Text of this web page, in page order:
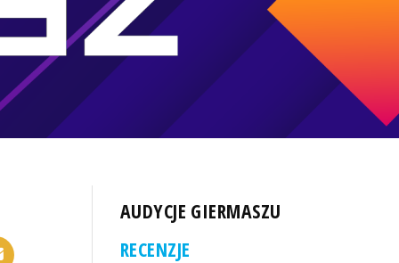
AUDYCJE GIERMASZU
RECENZJE